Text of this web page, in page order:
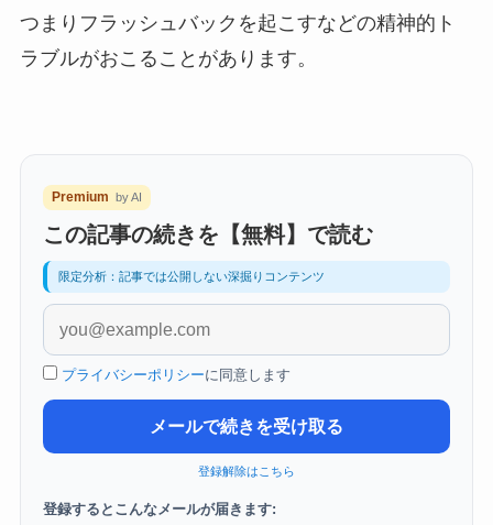
つまりフラッシュバックを起こすなどの精神的ト
ラブルがおこることがあります。
Premium by AI
この記事の続きを【無料】で読む
限定分析：記事では公開しない深掘りコンテンツ
プライバシーポリシーに同意します
メールで続きを受け取る
登録解除はこちら
登録するとこんなメールが届きます: